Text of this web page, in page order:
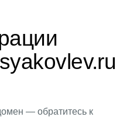
— обратитесь к